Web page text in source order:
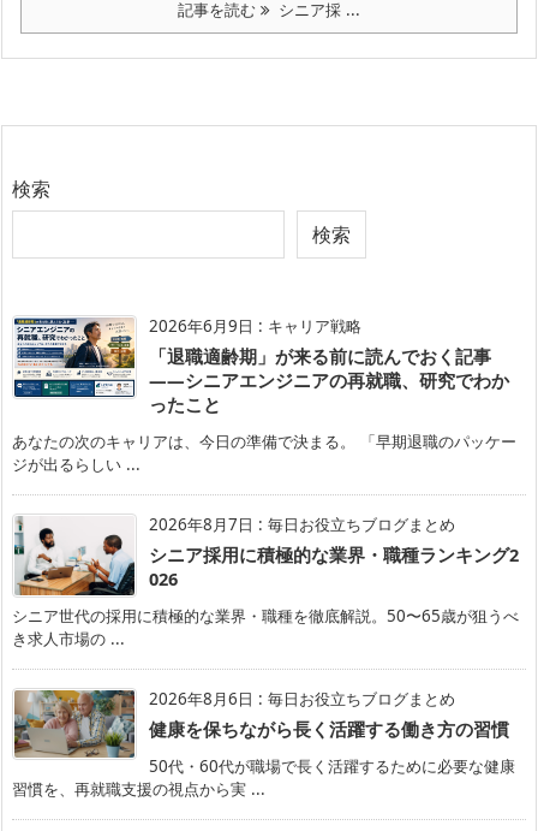
記事を読む シニア採 ...
検索
検索
2026年6月9日 : キャリア戦略
「退職適齢期」が来る前に読んでおく記事
——シニアエンジニアの再就職、研究でわか
ったこと
あなたの次のキャリアは、今日の準備で決まる。 「早期退職のパッケー
ジが出るらしい ...
2026年8月7日 : 毎日お役立ちブログまとめ
シニア採用に積極的な業界・職種ランキング2
026
シニア世代の採用に積極的な業界・職種を徹底解説。50〜65歳が狙うべ
き求人市場の ...
2026年8月6日 : 毎日お役立ちブログまとめ
健康を保ちながら長く活躍する働き方の習慣
50代・60代が職場で長く活躍するために必要な健康
習慣を、再就職支援の視点から実 ...